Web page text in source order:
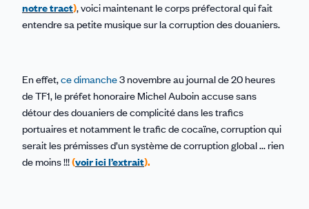
notre tract), voici maintenant le corps préfectoral qui fait
entendre sa petite musique sur la corruption des douaniers.
En effet,ce dimanche3 novembre au journal de 20 heures
de TF1, le préfet honoraire Michel Auboin accuse sans
détour des douaniers de complicité dans les trafics
portuaires et notamment le trafic de cocaïne, corruption qui
serait les prémisses d’un système de corruption global ... rien
de moins !!!(voir ici l’extrait).